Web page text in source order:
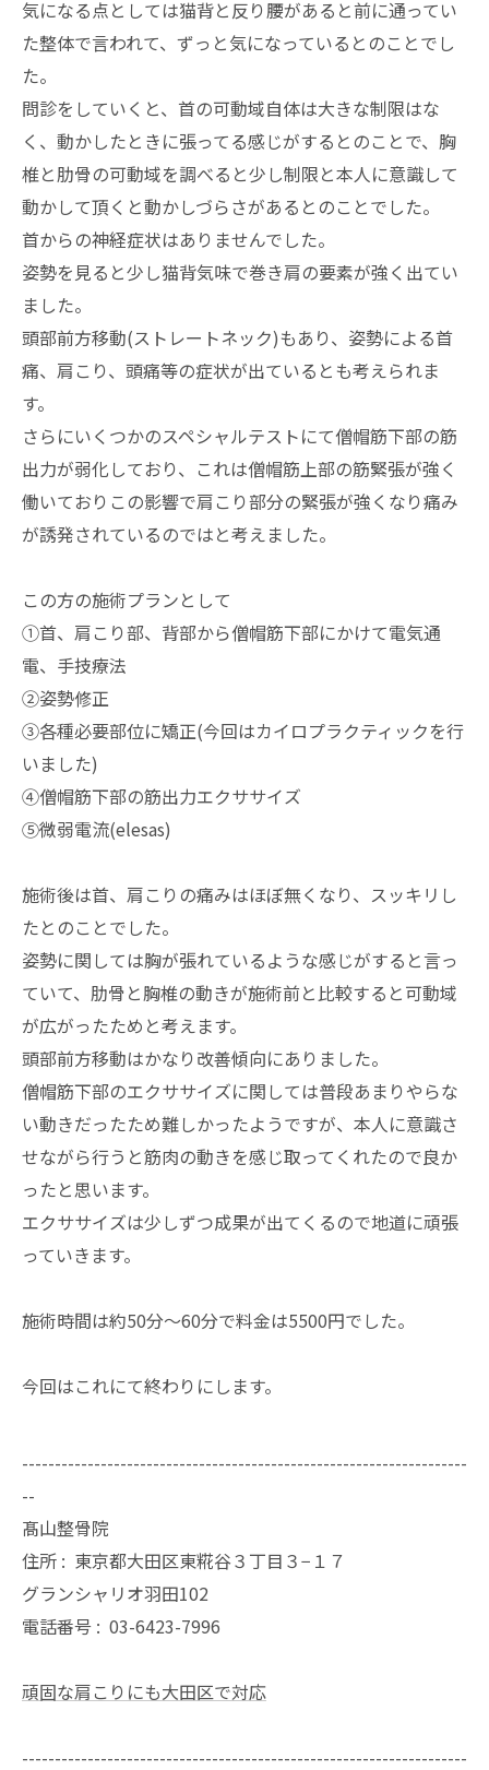
気になる点としては猫背と反り腰があると前に通ってい
た整体で言われて、ずっと気になっているとのことでし
た。
問診をしていくと、首の可動域自体は大きな制限はな
く、動かしたときに張ってる感じがするとのことで、胸
椎と肋骨の可動域を調べると少し制限と本人に意識して
動かして頂くと動かしづらさがあるとのことでした。
首からの神経症状はありませんでした。
姿勢を見ると少し猫背気味で巻き肩の要素が強く出てい
ました。
頭部前方移動(ストレートネック)もあり、姿勢による首
痛、肩こり、頭痛等の症状が出ているとも考えられま
す。
さらにいくつかのスペシャルテストにて僧帽筋下部の筋
出力が弱化しており、これは僧帽筋上部の筋緊張が強く
働いておりこの影響で肩こり部分の緊張が強くなり痛み
が誘発されているのではと考えました。
この方の施術プランとして
①首、肩こり部、背部から僧帽筋下部にかけて電気通
電、手技療法
②姿勢修正
③各種必要部位に矯正(今回はカイロプラクティックを行
いました)
④僧帽筋下部の筋出力エクササイズ
⑤微弱電流(elesas)
施術後は首、肩こりの痛みはほぼ無くなり、スッキリし
たとのことでした。
姿勢に関しては胸が張れているような感じがすると言っ
ていて、肋骨と胸椎の動きが施術前と比較すると可動域
が広がったためと考えます。
頭部前方移動はかなり改善傾向にありました。
僧帽筋下部のエクササイズに関しては普段あまりやらな
い動きだったため難しかったようですが、本人に意識さ
せながら行うと筋肉の動きを感じ取ってくれたので良か
ったと思います。
エクササイズは少しずつ成果が出てくるので地道に頑張
っていきます。
施術時間は約50分～60分で料金は5500円でした。
今回はこれにて終わりにします。
--------------------------------------------------------------------
--
髙山整骨院
住所 : 東京都大田区東糀谷３丁目３−１７
グランシャリオ羽田102
電話番号 : 03-6423-7996
頑固な肩こりにも大田区で対応
--------------------------------------------------------------------